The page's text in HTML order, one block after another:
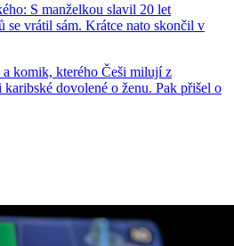
S manželkou slavil 20 let
se vrátil sám. Krátce nato skončil v
komik, kterého Češi milují z
dovolené o ženu. Pak přišel o